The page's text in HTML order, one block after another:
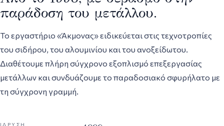
παράδοση του μετάλλου.
Το εργαστήριο «Άκμονας» ειδικεύεται στις τεχνοτροπίες
του σιδήρου, του αλουμινίου και του ανοξείδωτου.
Διαθέτουμε πλήρη σύγχρονο εξοπλισμό επεξεργασίας
μετάλλων και συνδυάζουμε το παραδοσιακό σφυρήλατο με
τη σύγχρονη γραμμή.
ΊΔΡΥΣΗ